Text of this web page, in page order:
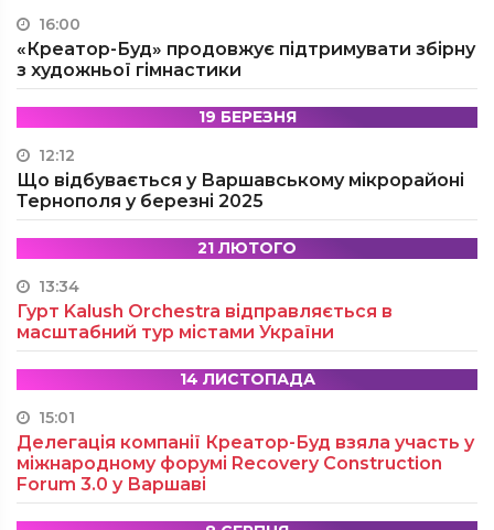
16:00
«Креатор-Буд» продовжує підтримувати збірну
з художньої гімнастики
19 БЕРЕЗНЯ
12:12
Що відбувається у Варшавському мікрорайоні
Тернополя у березні 2025
21 ЛЮТОГО
13:34
Гурт Kalush Orchestra відправляється в
масштабний тур містами України
14 ЛИСТОПАДА
15:01
Делегація компанії Креатор-Буд взяла участь у
міжнародному форумі Recovery Construction
Forum 3.0 у Варшаві